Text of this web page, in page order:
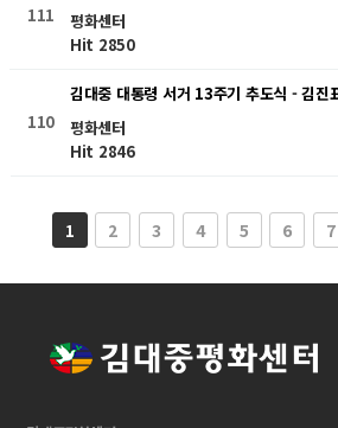
111
평화센터
Hit 2850
110
김대중 대통령 서거 13주기 추도식 - 김진
평화센터
Hit 2846
1 2 3 4 5 6 7